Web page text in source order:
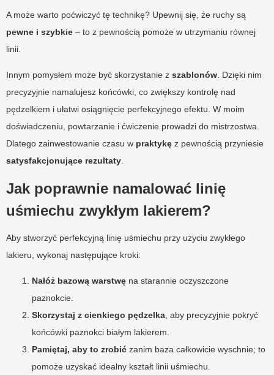
A może warto poćwiczyć tę technikę? Upewnij się, że ruchy są
pewne i szybkie – to z pewnością pomoże w utrzymaniu równej
linii.
Innym pomysłem może być skorzystanie z szablonów . Dzięki nim
precyzyjnie namalujesz końcówki, co zwiększy kontrolę nad
pędzelkiem i ułatwi osiągnięcie perfekcyjnego efektu. W moim
doświadczeniu, powtarzanie i ćwiczenie prowadzi do mistrzostwa.
Dlatego zainwestowanie czasu w praktykę z pewnością przyniesie
satysfakcjonujące rezultaty
Jak poprawnie namalować linię
uśmiechu zwykłym lakierem?
Aby stworzyć perfekcyjną linię uśmiechu przy użyciu zwykłego
lakieru, wykonaj następujące kroki:
Nałóż bazową warstwę na starannie oczyszczone
paznokcie.
Skorzystaj z cienkiego pędzelka , aby precyzyjnie pokryć
końcówki paznokci białym lakierem.
Pamiętaj, aby to zrobić zanim baza całkowicie wyschnie; to
pomoże uzyskać idealny kształt linii uśmiechu.